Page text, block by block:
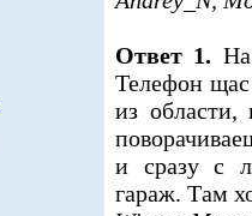
Ответ 1.
Телефон щас
из
и сразу с
гараж. Там